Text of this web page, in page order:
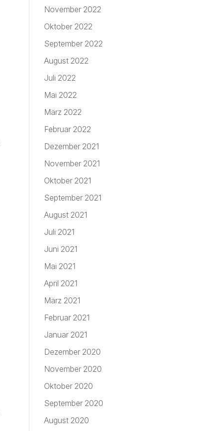
November 2022
Oktober 2022
September 2022
August 2022
Juli 2022
Mai 2022
März 2022
Februar 2022
Dezember 2021
November 2021
Oktober 2021
September 2021
August 2021
Juli 2021
Juni 2021
Mai 2021
April 2021
März 2021
Februar 2021
Januar 2021
Dezember 2020
November 2020
Oktober 2020
September 2020
August 2020